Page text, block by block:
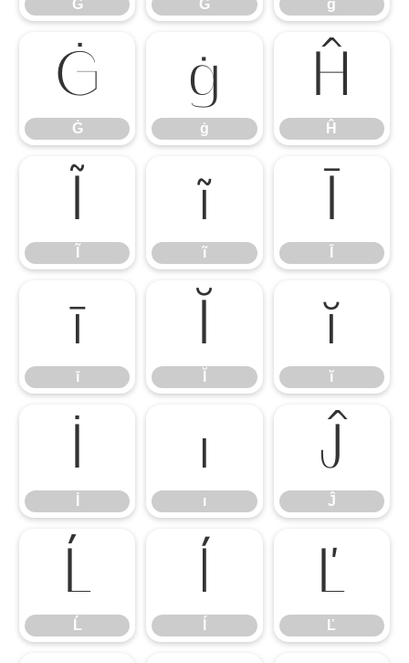
Ĝ Ğ ğ
Ġ
Ġ
ġ
ġ
Ĥ
Ĥ
ĩ
ĩ
ī
ī
ĭ
ĭ
ı
ı
Ĵ
Ĵ
Ĺ
Ľ
Ľ